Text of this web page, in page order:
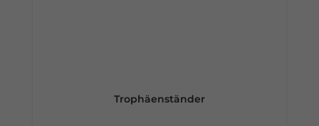
Trophäenständer